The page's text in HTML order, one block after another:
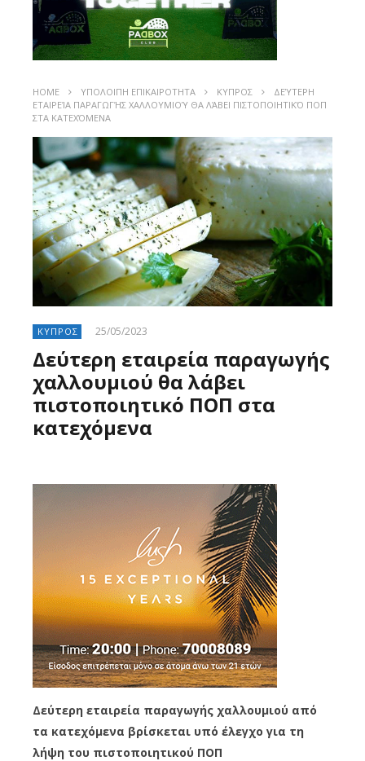
HOME ΥΠΟΛΟΙΠΗ ΕΠΙΚΑΙΡΟΤΗΤΑ ΚΥΠΡΟΣ
ΔΕΎΤΕΡΗ
ΕΤΑΙΡΕΊΑ ΠΑΡΑΓΩΓΉΣ ΧΑΛΛΟΥΜΙΟΎ ΘΑ ΛΆΒΕΙ ΠΙΣΤΟΠΟΙΗΤΙΚΌ ΠΟΠ
ΣΤΑ ΚΑΤΕΧΌΜΕΝΑ
ΚΥΠΡΟΣ 25/05/2023
Δεύτερη εταιρεία παραγωγής
χαλλουμιού θα λάβει
πιστοποιητικό ΠΟΠ στα
κατεχόμενα
Δεύτερη εταιρεία παραγωγής χαλλουμιού από
τα κατεχόμενα βρίσκεται υπό έλεγχο για τη
λήψη του πιστοποιητικού ΠΟΠ